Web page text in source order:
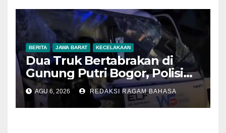
BERITA JAWA BARAT KECELAKAAN
Dua Truk Bertabrakan di
Gunung Putri Bogor, Polisi
Imbau Pengemudi
Tingkatkan Kewaspadaan
AGU 6, 2026 REDAKSI RAGAM BAHASA